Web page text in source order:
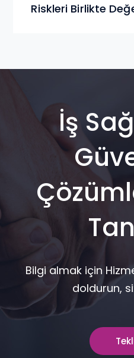
Riskleri Birlikte
İş
Bilgi almak için
doldurun,